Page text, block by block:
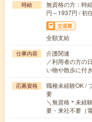
時給
無資格の方：時
円～1937円 / 初
交通費
全額支給
仕事内容
介護関連
／利用者の方の
い物や散歩に付
応募資格
職種未経験OK /
要
＼無資格＊未経
要・来社不要（